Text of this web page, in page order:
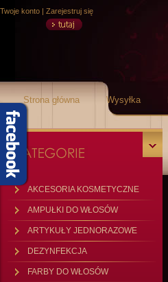
Twoje konto | Zarejestruj się
Strona główna Wysyłka
AKCESORIA KOSMETYCZNE
AMPUŁKI DO WŁOSÓW
ARTYKUŁY JEDNORAZOWE
DEZYNFEKCJA
FARBY DO WŁOSÓW